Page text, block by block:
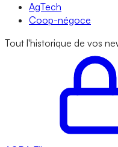
AgTech
Coop-négoce
Tout l'historique de vos